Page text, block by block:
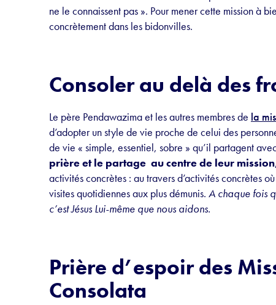
ne le connaissent pas ». Pour mener cette mission à
concrètement dans les bidonvilles.
Consoler au delà des
Le père Pendawazima et les autres membres de la
d’adopter un style de vie proche de celui des
de vie « simple, essentiel, sobre » qu’il partagent
prière et le partage au centre de leur
activités concrètes : au travers d’activités concrètes
visites quotidiennes aux plus démunis. A chaque fois
c’est Jésus Lui-même que nous aidons.
Prière d’espoir des
Consolata